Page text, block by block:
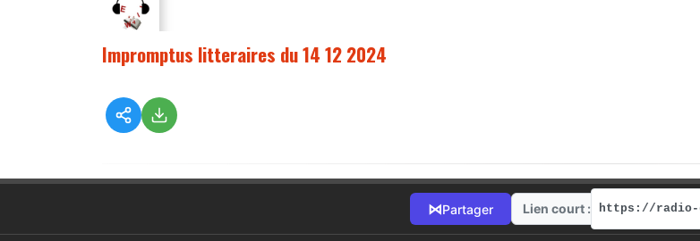
Impromptus litteraires du 14 12 2024
⋈Partager Lien court :